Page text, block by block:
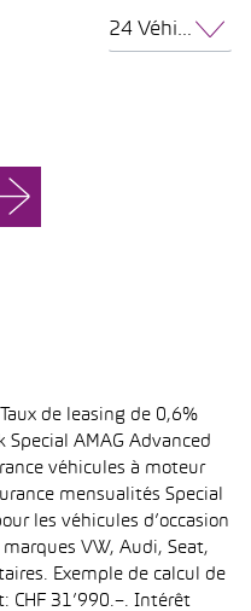
24 Véhicules par page
de leasing de 0,6%
AMAG Advanced
véhicules à moteur
mensualités Special
les véhicules d’occasion
VW, Audi, Seat,
Exemple de calcul de
CHF 31’990.–. Intérêt